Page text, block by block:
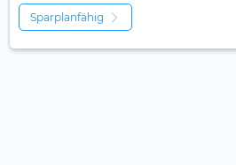
Sparplanfähig